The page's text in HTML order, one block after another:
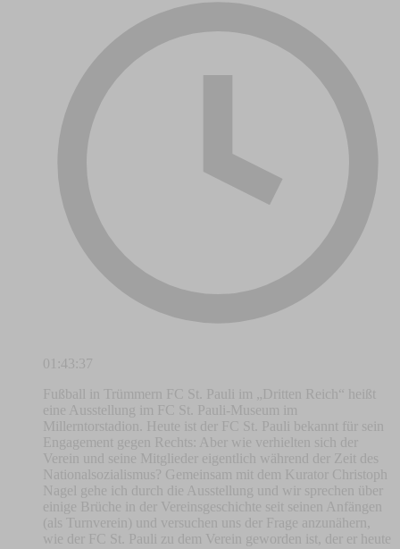
01:43:37
Fußball in Trümmern FC St. Pauli im „Dritten Reich“ heißt
eine Ausstellung im FC St. Pauli-Museum im
Millerntorstadion. Heute ist der FC St. Pauli bekannt für sein
Engagement gegen Rechts: Aber wie verhielten sich der
Verein und seine Mitglieder eigentlich während der Zeit des
Nationalsozialismus? Gemeinsam mit dem Kurator Christoph
Nagel gehe ich durch die Ausstellung und wir sprechen über
einige Brüche in der Vereinsgeschichte seit seinen Anfängen
(als Turnverein) und versuchen uns der Frage anzunähern,
wie der FC St. Pauli zu dem Verein geworden ist, der er heute